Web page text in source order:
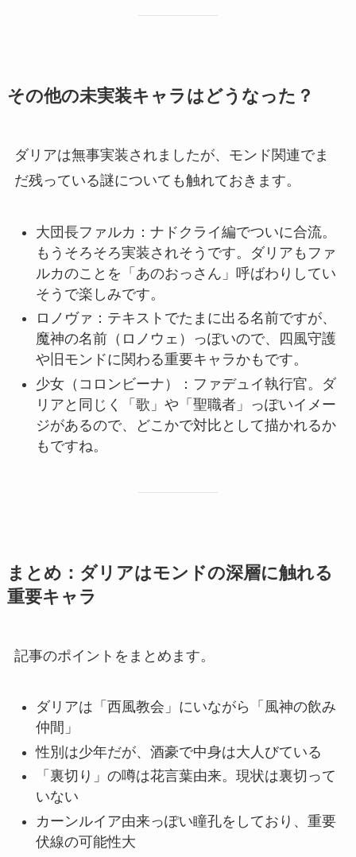
その他の未実装キャラはどうなった？
ダリアは無事実装されましたが、モンド関連でま
だ残っている謎についても触れておきます。
大団長ファルカ：ナドクライ編でついに合流。
もうそろそろ実装されそうです。ダリアもファ
ルカのことを「あのおっさん」呼ばわりしてい
そうで楽しみです。
ロノヴァ：テキストでたまに出る名前ですが、
魔神の名前（ロノウェ）っぽいので、四風守護
や旧モンドに関わる重要キャラかもです。
少女（コロンビーナ）：ファデュイ執行官。ダ
リアと同じく「歌」や「聖職者」っぽいイメー
ジがあるので、どこかで対比として描かれるか
もですね。
まとめ：ダリアはモンドの深層に触れる
重要キャラ
記事のポイントをまとめます。
ダリアは「西風教会」にいながら「風神の飲み
仲間」
性別は少年だが、酒豪で中身は大人びている
「裏切り」の噂は花言葉由来。現状は裏切って
いない
カーンルイア由来っぽい瞳孔をしており、重要
伏線の可能性大